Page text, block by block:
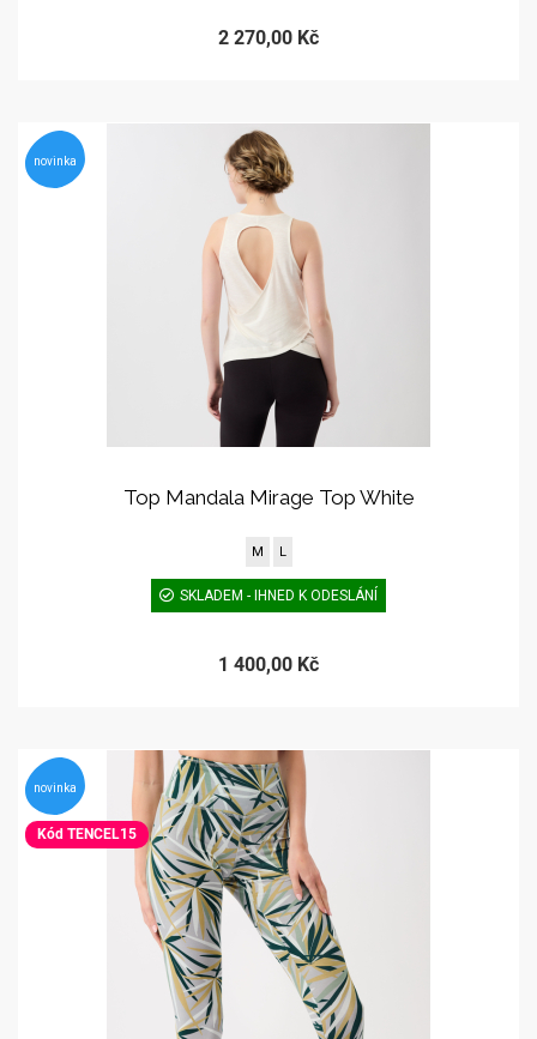
2 270,00 Kč
novinka
Top Mandala Mirage Top White
M L
SKLADEM - IHNED K ODESLÁNÍ
1 400,00 Kč
novinka
Kód TENCEL15